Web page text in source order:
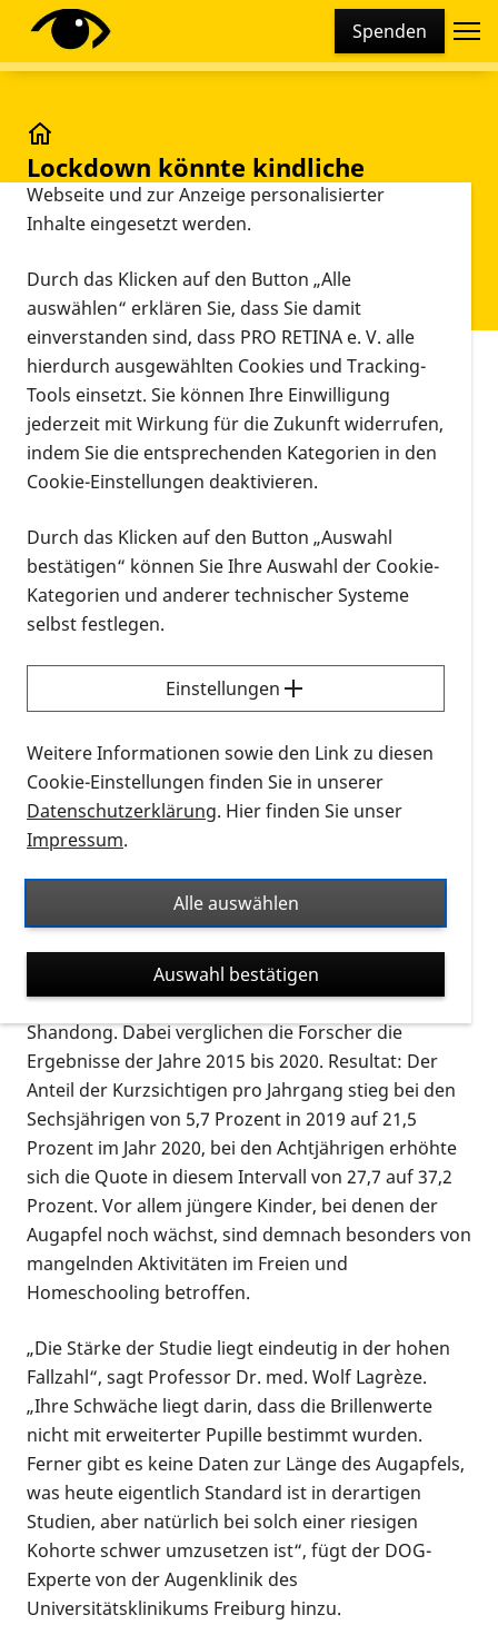
Spenden
Lockdown könnte kindliche
Kurzsichtigkeit fördern.
Augenärzte raten zu mehr
Tageslicht und weniger
Smartphone
Vorlesen
München – Eine Reihenuntersuchung an 123.000
Schulkindern in China hat ergeben, dass sich die
Kurzsichtigkeit der Sechs- bis Achtjährigen im
Jahr 2020 im Schnitt um 0,3 Dioptrien
kindlichen Kurzsichtigkeit könnten der seltenere
Aufenthalt im Freien und das mit viel
Bildschirmarbeit verbundene Homeschooling
während des pandemiebedingten Lockdowns
sein, vermuten die Studienautoren. Experten der
Deutschen Ophthalmologischen Gesellschaft
(DOG) empfehlen den Eltern hierzulande,
jüngeren Kindern trotz der Einschränkungen
durch die Covid-19-Pandemie möglichst viel
Tageslicht zukommen zu lassen und die Nutzung
von Smartphones, Tablets und PCs zu begrenzen.
Routineuntersuchungen auf Kurzsichtigkeit bei
Grundschulkindern in der chinesischen Stadt
Shandong. Dabei verglichen die Forscher die
Ergebnisse der Jahre 2015 bis 2020. Resultat: Der
Anteil der Kurzsichtigen pro Jahrgang stieg bei den
Sechsjährigen von 5,7 Prozent in 2019 auf 21,5
Prozent im Jahr 2020, bei den Achtjährigen erhöhte
sich die Quote in diesem Intervall von 27,7 auf 37,2
Prozent. Vor allem jüngere Kinder, bei denen der
Augapfel noch wächst, sind demnach besonders von
mangelnden Aktivitäten im Freien und
Homeschooling betroffen.
„Die Stärke der Studie liegt eindeutig in der hohen
Fallzahl“, sagt Professor Dr. med. Wolf Lagrèze.
„Ihre Schwäche liegt darin, dass die Brillenwerte
nicht mit erweiterter Pupille bestimmt wurden.
Ferner gibt es keine Daten zur Länge des Augapfels,
was heute eigentlich Standard ist in derartigen
Studien, aber natürlich bei solch einer riesigen
Kohorte schwer umzusetzen ist“, fügt der DOG-
Experte von der Augenklinik des
Universitätsklinikums Freiburg hinzu.
Diese Webseite setzt verschiedene Cookies und
Tracking-Tools ein. Dies beinhaltet Cookies und
technisch notwendig sind, die zu statistischen
Zwecken sowie zur besseren Bedienbarkeit der
Webseite und zur Anzeige personalisierter
Inhalte eingesetzt werden.
Durch das Klicken auf den Button „Alle
auswählen“ erklären Sie, dass Sie damit
einverstanden sind, dass PRO RETINA e. V. alle
hierdurch ausgewählten Cookies und Tracking-
Tools einsetzt. Sie können Ihre Einwilligung
jederzeit mit Wirkung für die Zukunft widerrufen,
indem Sie die entsprechenden Kategorien in den
Cookie-Einstellungen deaktivieren.
Durch das Klicken auf den Button „Auswahl
bestätigen“ können Sie Ihre Auswahl der Cookie-
Kategorien und anderer technischer Systeme
selbst festlegen.
Einstellungen
Weitere Informationen sowie den Link zu diesen
Cookie-Einstellungen finden Sie in unserer
Datenschutzerklärung. Hier finden Sie unser
Impressum.
Alle auswählen
Auswahl bestätigen